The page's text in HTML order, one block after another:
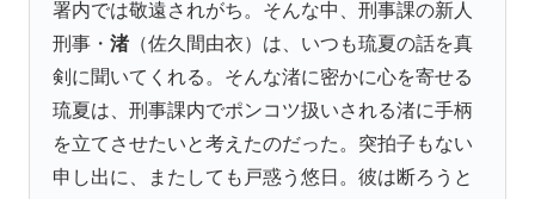
署内では敬遠されがち。そんな中、刑事課の新人
刑事・渚（佐久間由衣）は、いつも琉夏の話を真
剣に聞いてくれる。そんな渚に密かに心を寄せる
琉夏は、刑事課内でポンコツ扱いされる渚に手柄
を立てさせたいと考えたのだった。突拍子もない
申し出に、またしても戸惑う悠日。彼は断ろうと